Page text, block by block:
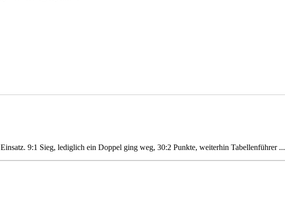
9:1 Sieg, lediglich ein Doppel ging weg, 30:2 Punkte, weiterhin Tabellenführer ...